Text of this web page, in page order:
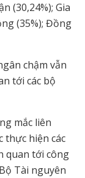
(30,24%); Gia
(35%); Đồng
chậm vẫn
tới các bộ
mắc liên
thực hiện các
quan tới công
Tài nguyên